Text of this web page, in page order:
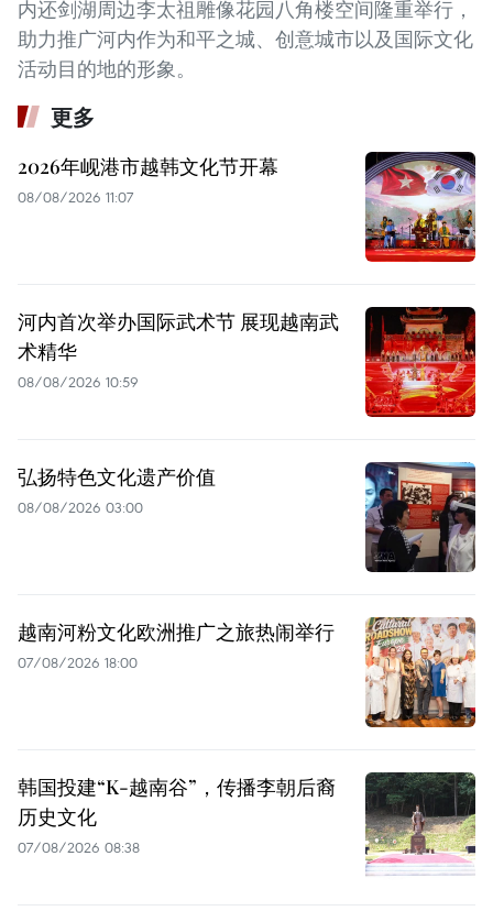
内还剑湖周边李太祖雕像花园八角楼空间隆重举行，
助力推广河内作为和平之城、创意城市以及国际文化
活动目的地的形象。
更多
2026年岘港市越韩文化节开幕
08/08/2026 11:07
河内首次举办国际武术节 展现越南武
术精华
08/08/2026 10:59
弘扬特色文化遗产价值
08/08/2026 03:00
越南河粉文化欧洲推广之旅热闹举行
07/08/2026 18:00
韩国投建“K-越南谷”，传播李朝后裔
历史文化
07/08/2026 08:38